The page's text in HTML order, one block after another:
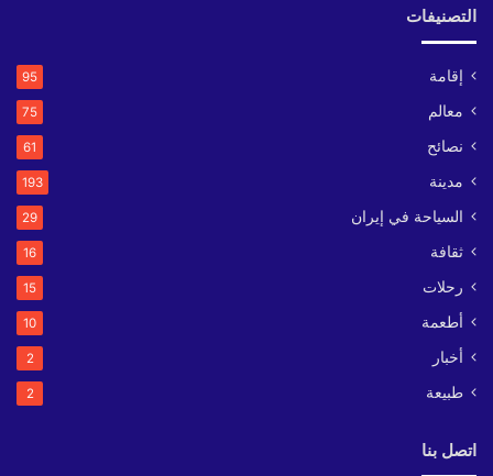
التصنيفات
إقامة 95
معالم 75
نصائح 61
مدينة 193
السياحة في إيران 29
ثقافة 16
رحلات 15
أطعمة 10
أخبار 2
طبيعة 2
اتصل بنا